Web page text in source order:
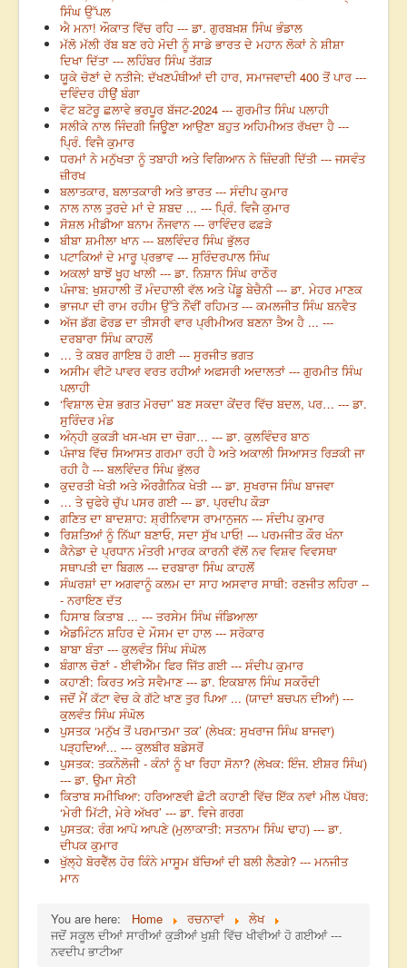
ਸਿੰਘ ਉੱਪਲ
ਐ ਮਨਾ! ਔਕਾਤ ਵਿੱਚ ਰਹਿ --- ਡਾ. ਗੁਰਬਖ਼ਸ਼ ਸਿੰਘ ਭੰਡਾਲ
ਮੱਲੋ ਮੱਲੀ ਰੱਬ ਬਣ ਰਹੇ ਮੋਦੀ ਨੂੰ ਸਾਡੇ ਭਾਰਤ ਦੇ ਮਹਾਨ ਲੋਕਾਂ ਨੇ ਸ਼ੀਸ਼ਾ
ਦਿਖਾ ਦਿੱਤਾ --- ਲਹਿੰਬਰ ਸਿੰਘ ਤੱਗੜ
ਯੂਕੇ ਚੋਣਾਂ ਦੇ ਨਤੀਜੇ: ਦੱਖਣਪੰਥੀਆਂ ਦੀ ਹਾਰ, ਸਮਾਜਵਾਦੀ 400 ਤੋਂ ਪਾਰ ---
ਦਵਿੰਦਰ ਹੀਉਂ ਬੰਗਾ
ਵੋਟ ਬਟੋਰੂ ਛਲਾਵੇ ਭਰਪੂਰ ਬੱਜਟ-2024 --- ਗੁਰਮੀਤ ਸਿੰਘ ਪਲਾਹੀ
ਸਲੀਕੇ ਨਾਲ ਜਿੰਦਗੀ ਜਿਊਣਾ ਆਉਣਾ ਬਹੁਤ ਅਹਿਮੀਅਤ ਰੱਖਦਾ ਹੈ ---
ਪ੍ਰਿੰ. ਵਿਜੈ ਕੁਮਾਰ
ਧਰਮਾਂ ਨੇ ਮਨੁੱਖਤਾ ਨੂੰ ਤਬਾਹੀ ਅਤੇ ਵਿਗਿਆਨ ਨੇ ਜ਼ਿੰਦਗੀ ਦਿੱਤੀ --- ਜਸਵੰਤ
ਜ਼ੀਰਖ
ਬਲਾਤਕਾਰ, ਬਲਾਤਕਾਰੀ ਅਤੇ ਭਾਰਤ --- ਸੰਦੀਪ ਕੁਮਾਰ
ਨਾਲ ਨਾਲ ਤੁਰਦੇ ਮਾਂ ਦੇ ਸ਼ਬਦ ... --- ਪ੍ਰਿੰ. ਵਿਜੈ ਕੁਮਾਰ
ਸੋਸ਼ਲ ਮੀਡੀਆ ਬਨਾਮ ਨੌਜਵਾਨ --- ਰਾਵਿੰਦਰ ਫਫ਼ੜੇ
ਬੀਬਾ ਸ਼ਮੀਲਾ ਖਾਨ --- ਬਲਵਿੰਦਰ ਸਿੰਘ ਭੁੱਲਰ
ਪਟਾਕਿਆਂ ਦੇ ਮਾਰੂ ਪ੍ਰਭਾਵ --- ਸੁਰਿੰਦਰਪਾਲ ਸਿੰਘ
ਅਕਲਾਂ ਬਾਝੋਂ ਖੂਹ ਖਾਲੀ --- ਡਾ. ਨਿਸ਼ਾਨ ਸਿੰਘ ਰਾਠੌਰ
ਪੰਜਾਬ: ਖੁਸ਼ਹਾਲੀ ਤੋਂ ਮੰਦਹਾਲੀ ਵੱਲ ਅਤੇ ਪੇਂਡੂ ਬੇਚੈਨੀ --- ਡਾ. ਮੇਹਰ ਮਾਣਕ
ਭਾਜਪਾ ਦੀ ਰਾਮ ਰਹੀਮ ਉੱਤੇ ਨੌਂਵੀਂ ਰਹਿਮਤ --- ਕਮਲਜੀਤ ਸਿੰਘ ਬਨਵੈਤ
ਅੱਜ ਡੱਗ ਫੋਰਡ ਦਾ ਤੀਸਰੀ ਵਾਰ ਪ੍ਰੀਮੀਅਰ ਬਣਨਾ ਤੈਅ ਹੈ ... ---
ਦਰਬਾਰਾ ਸਿੰਘ ਕਾਹਲੋਂ
… ਤੇ ਕਬਰ ਗਾਇਬ ਹੋ ਗਈ --- ਸੁਰਜੀਤ ਭਗਤ
ਅਸੀਮ ਵੀਟੋ ਪਾਵਰ ਵਰਤ ਰਹੀਆਂ ਅਫਸਰੀ ਅਦਾਲਤਾਂ --- ਗੁਰਮੀਤ ਸਿੰਘ
ਪਲਾਹੀ
‘ਵਿਸ਼ਾਲ ਦੇਸ਼ ਭਗਤ ਮੋਰਚਾ’ ਬਣ ਸਕਦਾ ਕੇਂਦਰ ਵਿੱਚ ਬਦਲ, ਪਰ… --- ਡਾ.
ਸੁਰਿੰਦਰ ਮੰਡ
ਅੰਨ੍ਹੀ ਕੁਕੜੀ ਖਸ-ਖਸ ਦਾ ਚੋਗਾ… --- ਡਾ. ਕੁਲਵਿੰਦਰ ਬਾਠ
ਪੰਜਾਬ ਵਿੱਚ ਸਿਆਸਤ ਗਰਮਾ ਰਹੀ ਹੈ ਅਤੇ ਅਕਾਲੀ ਸਿਆਸਤ ਰਿੜਕੀ ਜਾ
ਰਹੀ ਹੈ --- ਬਲਵਿੰਦਰ ਸਿੰਘ ਭੁੱਲਰ
ਕੁਦਰਤੀ ਖੇਤੀ ਅਤੇ ਔਰਗੈਨਿਕ ਖੇਤੀ --- ਡਾ. ਸੁਖਰਾਜ ਸਿੰਘ ਬਾਜਵਾ
… ਤੇ ਚੁਫੇਰੇ ਚੁੱਪ ਪਸਰ ਗਈ --- ਡਾ. ਪ੍ਰਦੀਪ ਕੌੜਾ
ਗਣਿਤ ਦਾ ਬਾਦਸ਼ਾਹ: ਸ਼੍ਰੀਨਿਵਾਸ ਰਾਮਾਨੁਜਨ --- ਸੰਦੀਪ ਕੁਮਾਰ
ਰਿਸ਼ਤਿਆਂ ਨੂੰ ਨਿੱਘਾ ਬਣਾਓ, ਸਦਾ ਸੁੱਖ ਪਾਓ! --- ਪਰਮਜੀਤ ਕੌਰ ਖੰਨਾ
ਕੈਨੇਡਾ ਦੇ ਪ੍ਰਧਾਨ ਮੰਤਰੀ ਮਾਰਕ ਕਾਰਨੀ ਵੱਲੋਂ ਨਵ ਵਿਸ਼ਵ ਵਿਵਸਥਾ
ਸਥਾਪਤੀ ਦਾ ਬਿਗਲ --- ਦਰਬਾਰਾ ਸਿੰਘ ਕਾਹਲੋਂ
ਸੰਘਰਸ਼ਾਂ ਦਾ ਅਗਵਾਨੂੰ ਕਲਮ ਦਾ ਸਾਹ ਅਸਵਾਰ ਸਾਥੀ: ਰਣਜੀਤ ਲਹਿਰਾ --
- ਨਰਾਇਣ ਦੱਤ
ਹਿਸਾਬ ਕਿਤਾਬ ... --- ਤਰਸੇਮ ਸਿੰਘ ਜੰਡਿਆਲਾ
ਐਡਮਿੰਟਨ ਸ਼ਹਿਰ ਦੇ ਮੌਸਮ ਦਾ ਹਾਲ --- ਸਰੋਕਾਰ
ਬਾਬਾ ਬੰਤਾ --- ਕੁਲਵੰਤ ਸਿੰਘ ਸੰਘੋਲ
ਬੰਗਾਲ ਚੋਣਾਂ - ਈਵੀਐੱਮ ਫਿਰ ਜਿੱਤ ਗਈ --- ਸੰਦੀਪ ਕੁਮਾਰ
ਕਹਾਣੀ: ਕਿਰਤ ਅਤੇ ਸਵੈਮਾਣ --- ਡਾ. ਇਕਬਾਲ ਸਿੰਘ ਸਕਰੌਦੀ
ਜਦੋਂ ਮੈਂ ਕੱਟਾ ਵੇਚ ਕੇ ਗੱਟੇ ਖਾਣ ਤੁਰ ਪਿਆ ... (ਯਾਦਾਂ ਬਚਪਨ ਦੀਆਂ) ---
ਕੁਲਵੰਤ ਸਿੰਘ ਸੰਘੋਲ
ਪੁਸਤਕ ‘ਮਨੁੱਖ ਤੋਂ ਪਰਮਾਤਮਾ ਤਕ’ (ਲੇਖਕ: ਸੁਖਰਾਜ ਸਿੰਘ ਬਾਜਵਾ)
ਪੜ੍ਹਦਿਆਂ... --- ਕੁਲਬੀਰ ਬਡੇਸਰੋਂ
ਪੁਸਤਕ: ਤਕਨੌਲੋਜੀ - ਕੰਨਾਂ ਨੂੰ ਖਾ ਰਿਹਾ ਸੋਨਾ? (ਲੇਖਕ: ਇੰਜ. ਈਸ਼ਰ ਸਿੰਘ)
--- ਡਾ. ਉਮਾ ਸੇਠੀ
ਕਿਤਾਬ ਸਮੀਖਿਆ: ਹਰਿਆਣਵੀ ਛੋਟੀ ਕਹਾਣੀ ਵਿੱਚ ਇੱਕ ਨਵਾਂ ਮੀਲ ਪੱਥਰ:
‘ਮੇਰੀ ਮਿੱਟੀ, ਮੇਰੇ ਅੱਖਰ’ --- ਡਾ. ਵਿਜੇ ਗਰਗ
ਪੁਸਤਕ: ਰੰਗ ਆਪੋ ਆਪਣੇ (ਮੁਲਾਕਾਤੀ: ਸਤਨਾਮ ਸਿੰਘ ਢਾਹ) --- ਡਾ.
ਦੀਪਕ ਕੁਮਾਰ
ਖੁੱਲ੍ਹੇ ਬੋਰਵੈੱਲ ਹੋਰ ਕਿੰਨੇ ਮਾਸੂਮ ਬੱਚਿਆਂ ਦੀ ਬਲੀ ਲੈਣਗੇ? --- ਮਨਜੀਤ
ਮਾਨ
You are here: Home ਰਚਨਾਵਾਂ
ਲੇਖ
ਜਦੋਂ ਸਕੂਲ ਦੀਆਂ ਸਾਰੀਆਂ ਕੁੜੀਆਂ ਖੁਸ਼ੀ ਵਿੱਚ ਖੀਵੀਆਂ ਹੋ ਗਈਆਂ ---
ਨਵਦੀਪ ਭਾਟੀਆ